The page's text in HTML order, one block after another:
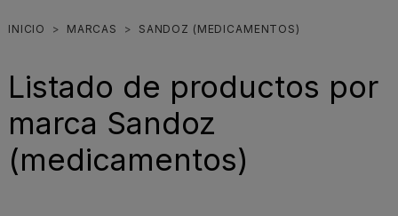
INICIO MARCAS SANDOZ (MEDICAMENTOS)
Listado de productos por
marca Sandoz
(medicamentos)